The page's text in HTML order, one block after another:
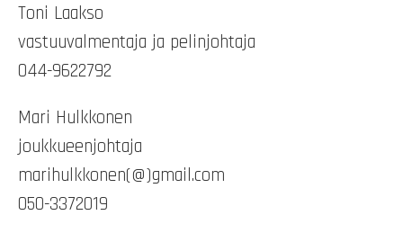
Toni Laakso
vastuuvalmentaja ja pelinjohtaja
044-9622792
Mari Hulkkonen
joukkueenjohtaja
marihulkkonen(@)gmail.com
050-3372019